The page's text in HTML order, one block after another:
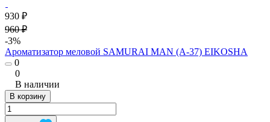
930 ₽
960 ₽
-3%
Ароматизатор меловой SAMURAI MAN (А-37) EIKOSHA
0
0
В наличии
В корзину